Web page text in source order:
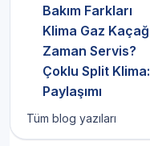
Bakım Farkları
Klima Gaz
Zaman Servis?
Çoklu Split
Paylaşımı
Tüm blog yazıları